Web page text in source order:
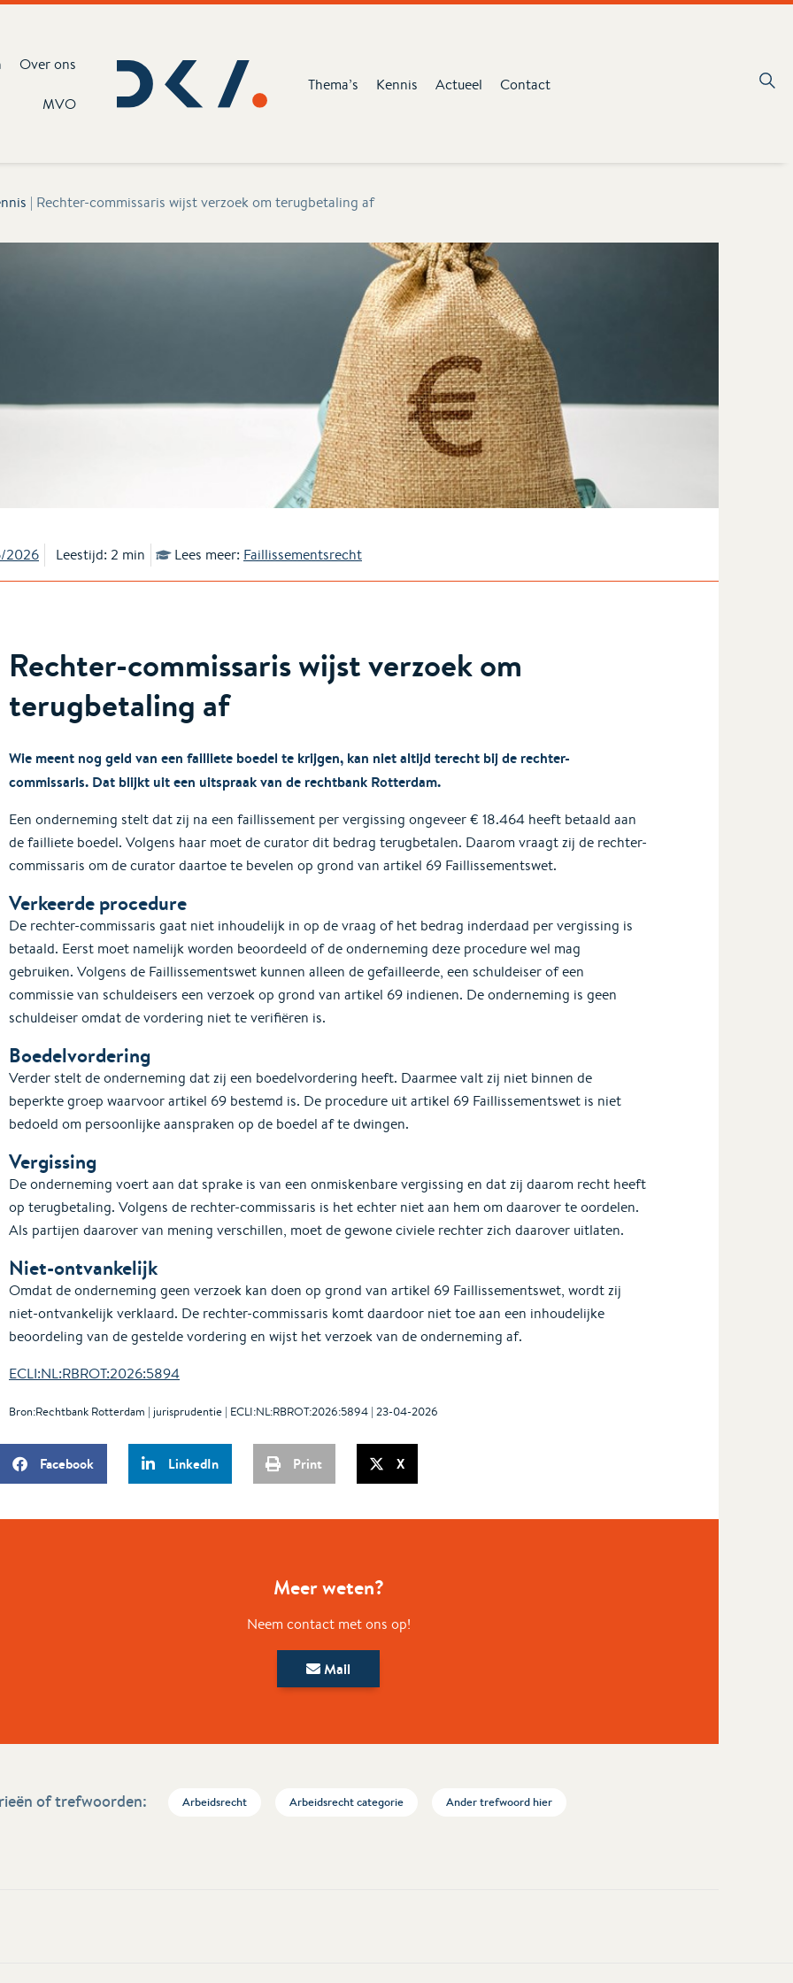
Over ons
MVO
Thema’s Kennis Actueel Contact
| Rechter-commissaris wijst verzoek om terugbetaling af
2026 Leestijd: 2 min Lees meer: Faillissementsrecht
Rechter-commissaris wijst verzoek om
terugbetaling af
Wie meent nog geld van een failliete boedel te krijgen, kan niet altijd terecht bij de rechter-
commissaris. Dat blijkt uit een uitspraak van de rechtbank Rotterdam.
Een onderneming stelt dat zij na een faillissement per vergissing ongeveer € 18.464 heeft betaald aan
de failliete boedel. Volgens haar moet de curator dit bedrag terugbetalen. Daarom vraagt zij de rechter-
commissaris om de curator daartoe te bevelen op grond van artikel 69 Faillissementswet.
Verkeerde procedure
De rechter-commissaris gaat niet inhoudelijk in op de vraag of het bedrag inderdaad per vergissing is
betaald. Eerst moet namelijk worden beoordeeld of de onderneming deze procedure wel mag
gebruiken. Volgens de Faillissementswet kunnen alleen de gefailleerde, een schuldeiser of een
commissie van schuldeisers een verzoek op grond van artikel 69 indienen. De onderneming is geen
schuldeiser omdat de vordering niet te verifiëren is.
Boedelvordering
Verder stelt de onderneming dat zij een boedelvordering heeft. Daarmee valt zij niet binnen de
beperkte groep waarvoor artikel 69 bestemd is. De procedure uit artikel 69 Faillissementswet is niet
bedoeld om persoonlijke aanspraken op de boedel af te dwingen.
Vergissing
De onderneming voert aan dat sprake is van een onmiskenbare vergissing en dat zij daarom recht heeft
op terugbetaling. Volgens de rechter-commissaris is het echter niet aan hem om daarover te oordelen.
Als partijen daarover van mening verschillen, moet de gewone civiele rechter zich daarover uitlaten.
Niet-ontvankelijk
Omdat de onderneming geen verzoek kan doen op grond van artikel 69 Faillissementswet, wordt zij
niet-ontvankelijk verklaard. De rechter-commissaris komt daardoor niet toe aan een inhoudelijke
beoordeling van de gestelde vordering en wijst het verzoek van de onderneming af.
ECLI:NL:RBROT:2026:5894
Bron:Rechtbank Rotterdam | jurisprudentie | ECLI:NL:RBROT:2026:5894 | 23-04-2026
Facebook LinkedIn Print X
Meer weten?
Neem contact met ons op!
Mail
of trefwoorden: Arbeidsrecht Arbeidsrecht categorie Ander trefwoord hier